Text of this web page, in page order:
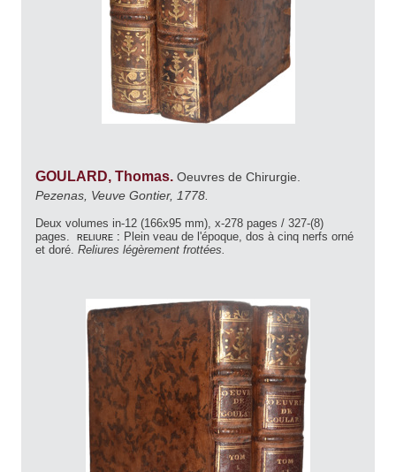
GOULARD, Thomas. Oeuvres de Chirurgie.
Pezenas, Veuve Gontier, 1778.
Deux volumes in-12 (166x95 mm), x-278 pages / 327-(8)
pages. reliure : Plein veau de l'époque, dos à cinq nerfs orné
et doré. Reliures légèrement frottées.